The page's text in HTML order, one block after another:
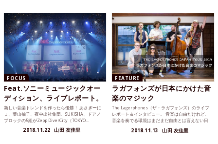
FOCUS
Feat.ソニーミュージックオー
ディション、ライブレポート。
新しい音楽トレンドを作ったら優勝！ あさぎーに
ょ、葉山柚子、夜中出社集団、SUKISHA、ドアノ
ブロックの5組がZepp DiverCity（TOKYO...
2018.11.22 山田 友佳里
FEATURE
ラガフォンズが日本にかけた音
楽のマジック
The Lagerphones（ザ・ラガフォンズ）のライブ
レポート＆インタビュー。 音楽は自由だけれど、
音楽を奏でる環境はまだまだ自由とは言えない日
2018.11.13 山田 友佳里